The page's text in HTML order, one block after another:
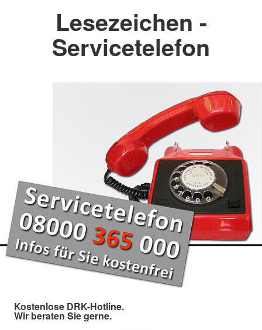
Lesezeichen -
Servicetelefon
Kostenlose DRK-Hotline.
Wir beraten Sie gerne.